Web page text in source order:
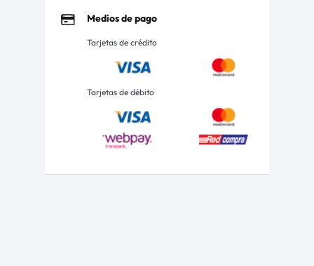
Medios de pago
Tarjetas de crédito
Tarjetas de débito